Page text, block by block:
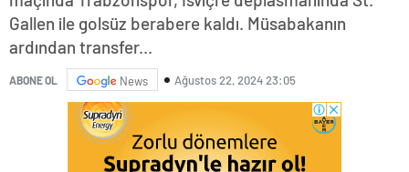
Gallen ile golsüz berabere kaldı. Müsabakanın
ardından transfer...
ABONE OL News Ağustos 22, 2024 23:05